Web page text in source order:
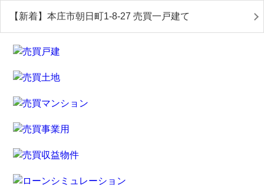
【新着】本庄市朝日町1-8-27 売買一戸建て